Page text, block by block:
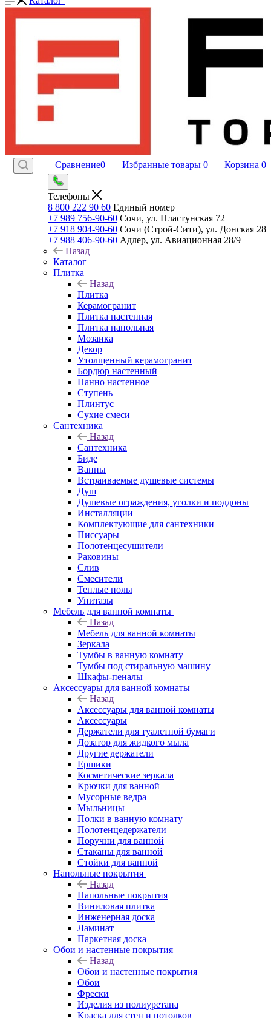
Сравнение0 Избранные товары 0 Корзина 0
Телефоны
8 800 222 90 60 Единый номер
+7 989 756-90-60 Сочи, ул. Пластунская 72
+7 918 904-90-60 Сочи (Строй-Сити), ул. Донская 28
+7 988 406-90-60 Адлер, ул. Авиационная 28/9
Назад
Каталог
Плитка
Назад
Плитка
Керамогранит
Плитка настенная
Плитка напольная
Мозаика
Декор
Утолщенный керамогранит
Бордюр настенный
Панно настенное
Ступень
Плинтус
Сухие смеси
Сантехника
Назад
Сантехника
Биде
Ванны
Встраиваемые душевые системы
Душ
Душевые ограждения, уголки и поддоны
Инсталляции
Комплектующие для сантехники
Писсуары
Полотенцесушители
Раковины
Слив
Смесители
Теплые полы
Унитазы
Мебель для ванной комнаты
Назад
Мебель для ванной комнаты
Зеркала
Тумбы в ванную комнату
Тумбы под стиральную машину
Шкафы-пеналы
Аксессуары для ванной комнаты
Назад
Аксессуары для ванной комнаты
Аксессуары
Держатели для туалетной бумаги
Дозатор для жидкого мыла
Другие держатели
Ершики
Косметические зеркала
Крючки для ванной
Мусорные ведра
Мыльницы
Полки в ванную комнату
Полотенцедержатели
Поручни для ванной
Стаканы для ванной
Стойки для ванной
Напольные покрытия
Назад
Напольные покрытия
Виниловая плитка
Инженерная доска
Ламинат
Паркетная доска
Обои и настенные покрытия
Назад
Обои и настенные покрытия
Обои
Фрески
Изделия из полиуретана
Краска для стен и потолков